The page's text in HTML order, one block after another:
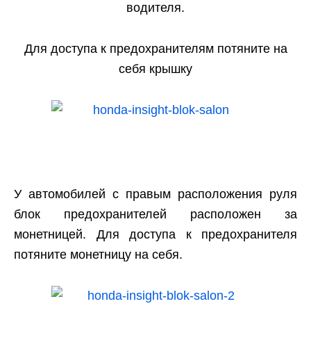
водителя.
Для доступа к предохранителям потяните на
себя крышку
У автомобилей с правым расположения руля
блок предохранителей расположен за
монетницей. Для доступа к предохранителя
потяните монетницу на себя.